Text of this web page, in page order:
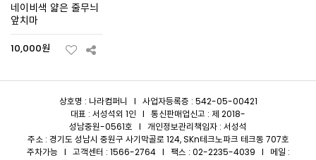
네이비색 얇은 줄무늬
앞치마
10,000원
상호명 : 나라컴퍼니 I 사업자등록증 : 542-05-00421
대표 : 서성석외 1인 I 통신판매업신고 : 제 2018-
성남중원-0561호 I 개인정보관리책임자 : 서성석
주소 : 경기도 성남시 중원구 사기막골로 124, SKn테크노파크 테크동 707호
주차가능 I 고객센터 : 1566-2764 I 팩스 : 02-2235-4039 I 메일 :